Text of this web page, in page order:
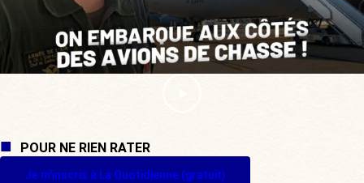
POUR NE RIEN RATER
Je m'inscris à La Quotidienne (gratuit)